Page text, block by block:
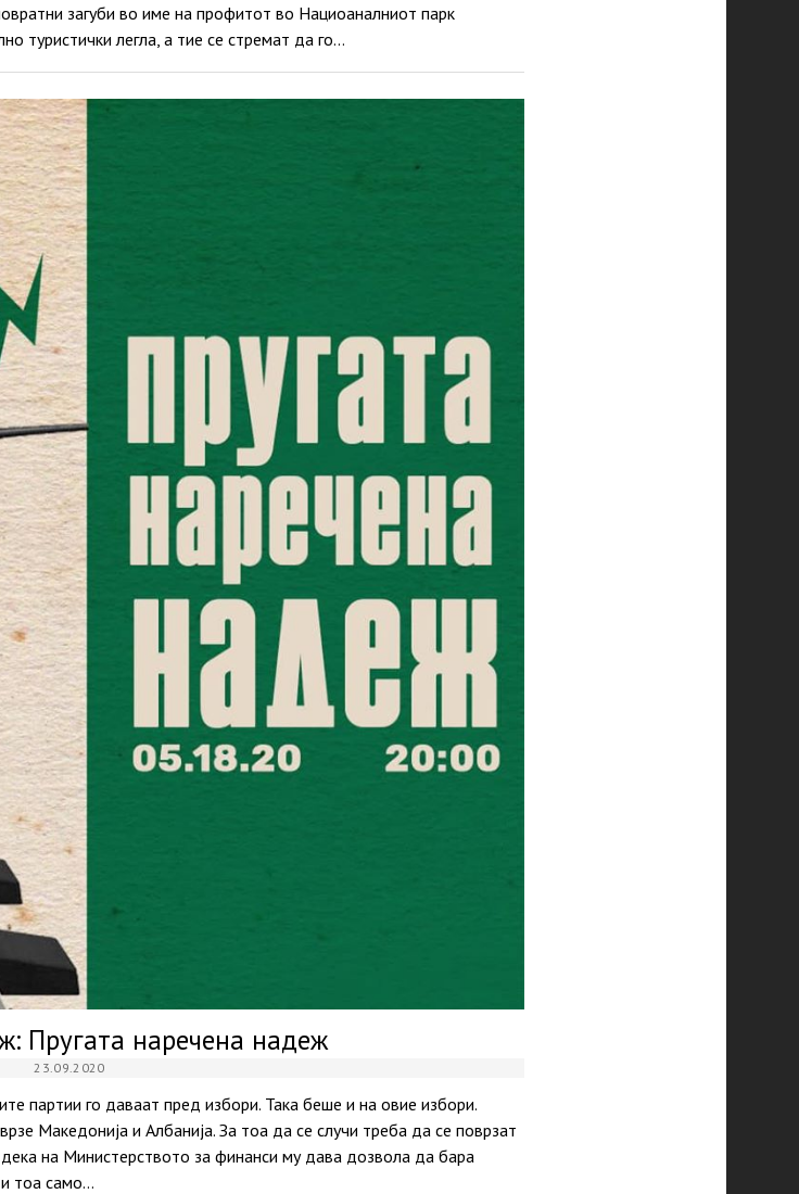
загуби во име на профитот во Нациоаналниот парк
туристички легла, а тие се стремат да го…
Пругата наречена надеж
23.09.2020
партии го даваат пред избори. Така беше и на овие избори.
Македонија и Албанија. За тоа да се случи треба да се поврзат
на Министерството за финанси му дава дозвола да бара
тоа само…